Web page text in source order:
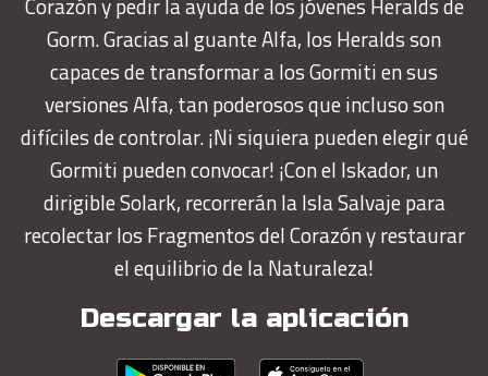
Gorm. Gracias al guante Alfa, los Heralds son
capaces de transformar a los Gormiti en sus
versiones Alfa, tan poderosos que incluso son
difíciles de controlar. ¡Ni siquiera pueden elegir qué
Gormiti pueden convocar! ¡Con el Iskador, un
dirigible Solark, recorrerán la Isla Salvaje para
recolectar los Fragmentos del Corazón y restaurar
el equilibrio de la Naturaleza!
Descargar la aplicación